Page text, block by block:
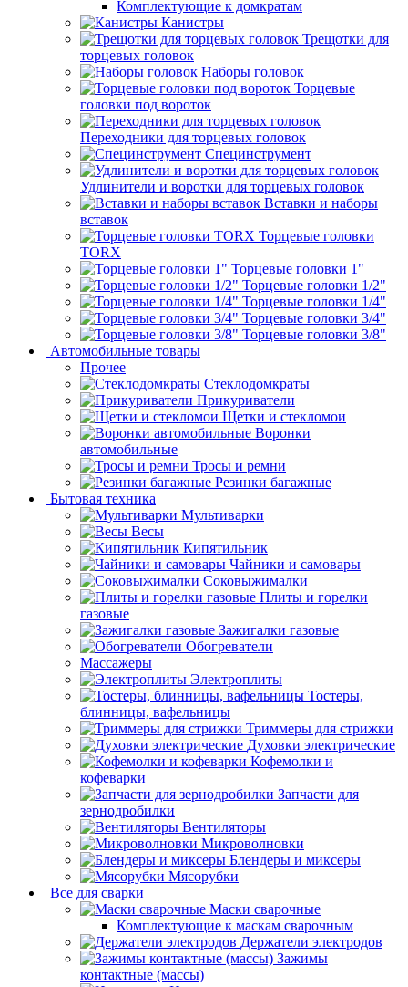
Комплектующие к домкратам
Канистры
Трещотки для
торцевых головок
Наборы головок
Торцевые
головки под вороток
Переходники для торцевых головок
Специнструмент
Удлинители и воротки для торцевых головок
Вставки и наборы
вставок
Торцевые головки
TORX
Торцевые головки 1"
Торцевые головки 1/2"
Торцевые головки 1/4"
Торцевые головки 3/4"
Торцевые головки 3/8"
Автомобильные товары
Прочее
Стеклодомкраты
Прикуриватели
Щетки и стекломои
Воронки
автомобильные
Тросы и ремни
Резинки багажные
Бытовая техника
Мультиварки
Весы
Кипятильник
Чайники и самовары
Соковыжималки
Плиты и горелки
газовые
Зажигалки газовые
Обогреватели
Массажеры
Электроплиты
Тостеры,
блинницы, вафельницы
Триммеры для стрижки
Духовки электрические
Кофемолки и
кофеварки
Запчасти для
зернодробилки
Вентиляторы
Микроволновки
Блендеры и миксеры
Мясорубки
Все для сварки
Маски сварочные
Комплектующие к маскам сварочным
Держатели электродов
Зажимы
контактные (массы)